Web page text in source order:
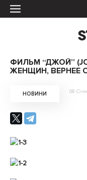
ФИЛЬМ “ДЖОЙ”
ЖЕНЩИН, ВЕРНЕЕ
НОВИНИ 08